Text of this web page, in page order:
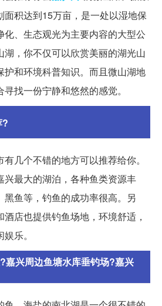
面积达到15万亩，是一处以湿地保
化、生态观光为主要内容的大型公
湖，你不仅可以欣赏美丽的湖光山
护和环境科普知识。而且微山湖地
找一份宁静和悠然的感觉。
?
几个不错的地方可以推荐给你。
兴最大的湖泊，各种鱼类资源丰
鱼等，钓鱼的成功率很高。另
店也提供钓鱼场地，环境舒适，
乐。
嘉兴周边鱼塘水库垂钓场?嘉兴